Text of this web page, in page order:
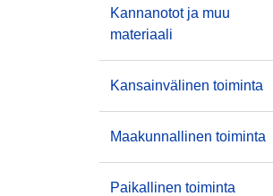
Kannanotot ja muu
materiaali
Kansainvälinen toiminta
Maakunnallinen toiminta
Paikallinen toiminta